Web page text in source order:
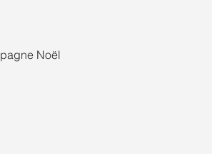
Noël